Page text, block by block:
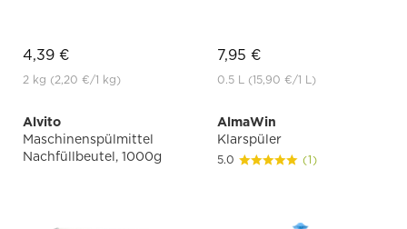
4,39 €
2 kg (2,20 €/1 kg)
7,95 €
0.5 L (15,90 €/1 L)
Alvito
Maschinenspülmittel
Nachfüllbeutel, 1000g
AlmaWin
Klarspüler
5.0 (1)